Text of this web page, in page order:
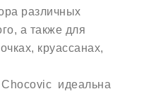
различных
а также для
круассанах,
Chocovic идеальна